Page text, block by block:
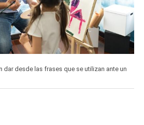
dar desde las frases que se utilizan ante un